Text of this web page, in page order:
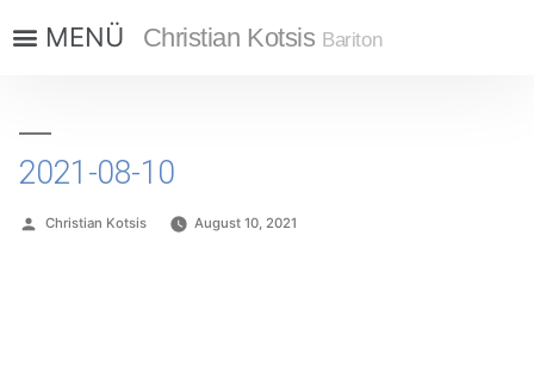
Christian Kotsis Bariton
2021-08-10
Christian Kotsis August 10, 2021